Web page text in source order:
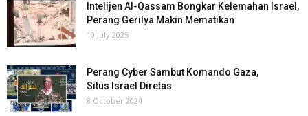
Intelijen Al-Qassam Bongkar Kelemahan Israel,
Perang Gerilya Makin Mematikan
10 July 2025
Perang Cyber Sambut Komando Gaza,
Situs Israel Diretas
8 October 2024